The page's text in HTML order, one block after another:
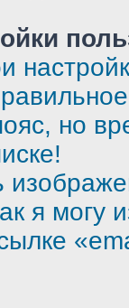
но
я могу